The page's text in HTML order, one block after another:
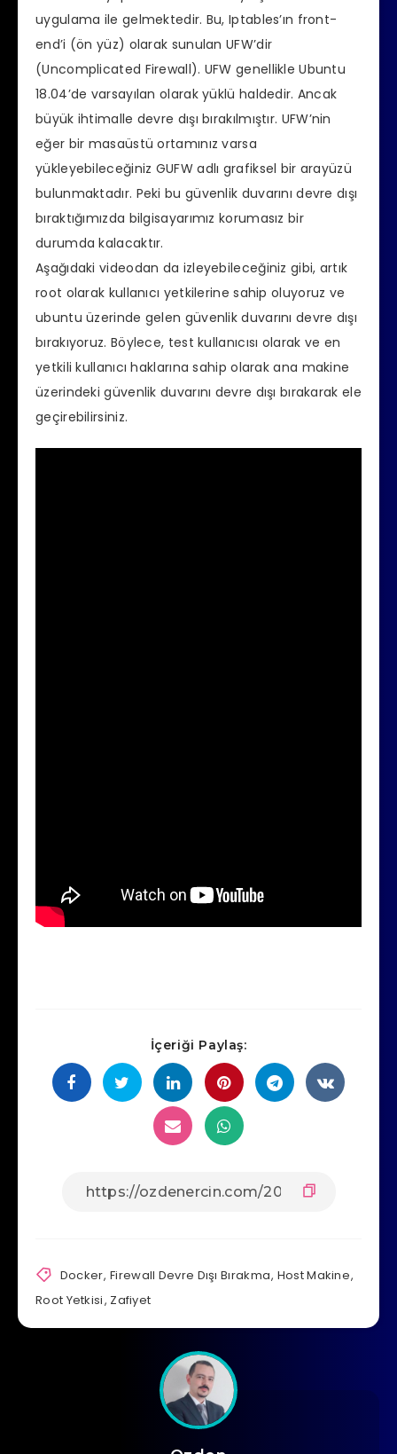
uygulama ile gelmektedir. Bu, Iptables’ın front-
end’i (ön yüz) olarak sunulan UFW’dir
(Uncomplicated Firewall). UFW genellikle Ubuntu
18.04’de varsayılan olarak yüklü haldedir. Ancak
büyük ihtimalle devre dışı bırakılmıştır. UFW’nin
eğer bir masaüstü ortamınız varsa
yükleyebileceğiniz GUFW adlı grafiksel bir arayüzü
bulunmaktadır. Peki bu güvenlik duvarını devre dışı
bıraktığımızda bilgisayarımız korumasız bir
durumda kalacaktır.
Aşağıdaki videodan da izleyebileceğiniz gibi, artık
root olarak kullanıcı yetkilerine sahip oluyoruz ve
ubuntu üzerinde gelen güvenlik duvarını devre dışı
bırakıyoruz. Böylece, test kullanıcısı olarak ve en
yetkili kullanıcı haklarına sahip olarak ana makine
üzerindeki güvenlik duvarını devre dışı bırakarak ele
geçirebilirsiniz.
İçeriği Paylaş:
Docker,Firewall Devre Dışı Bırakma, Host Makine,
Root Yetkisi, Zafiyet